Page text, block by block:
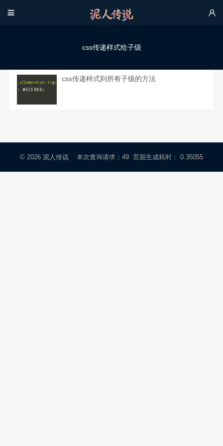
 
css传递样式给子级
css传递样式到所有子级的方法
© 2026 泥人传说 本次查询请求：49 页面生成耗时： 0.35055